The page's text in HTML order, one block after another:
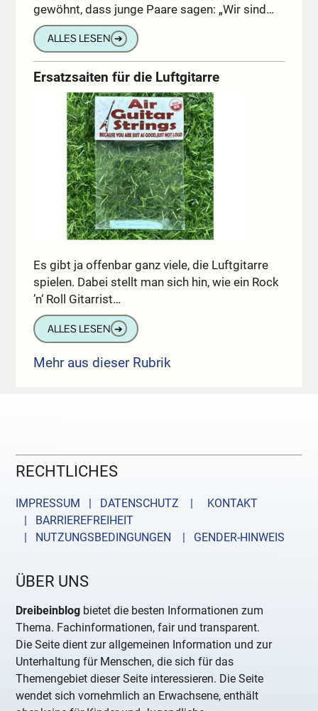
gewöhnt, dass junge Paare sagen: „Wir sind…
ALLES LESEN ➔
Ersatzsaiten für die Luftgitarre
Es gibt ja offenbar ganz viele, die Luftgitarre
spielen. Dabei stellt man sich hin, wie ein Rock
’n‘ Roll Gitarrist…
ALLES LESEN ➔
Mehr aus dieser Rubrik
RECHTLICHES
IMPRESSUM | DATENSCHUTZ |
KONTAKT
| BARRIEREFREIHEIT
| NUTZUNGSBEDINGUNGEN
| GENDER-HINWEIS
ÜBER UNS
Dreibeinblog bietet die besten Informationen zum
Thema. Fachinformationen, fair und transparent.
Die Seite dient zur allgemeinen Information und zur
Unterhaltung für Menschen, die sich für das
Themengebiet dieser Seite interessieren. Die Seite
wendet sich vornehmlich an Erwachsene, enthält